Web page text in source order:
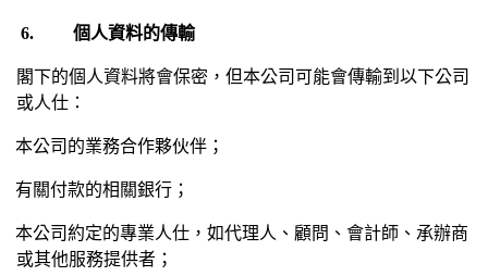
6. 個人資料的傳輸
閣下的個人資料將會保密，但本公司可能會傳輸到以下公司
或人仕：
本公司的業務合作夥伙伴；
有關付款的相關銀行；
本公司約定的專業人仕，如代理人、顧問、會計師、承辦商
或其他服務提供者；